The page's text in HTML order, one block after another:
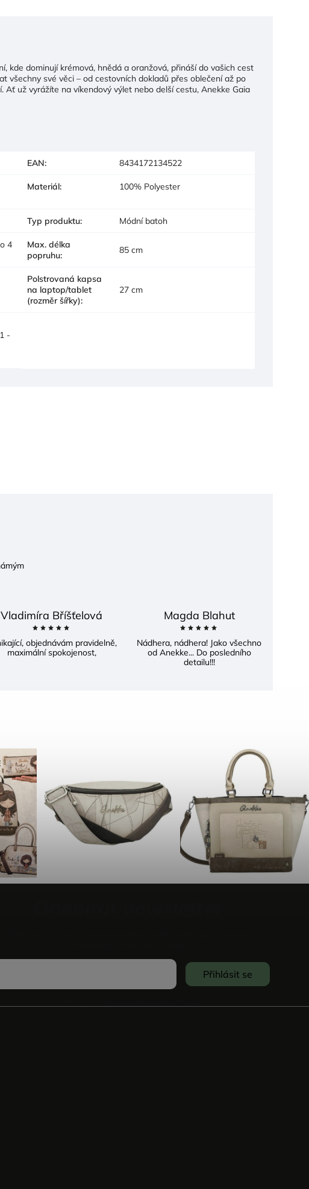
kde dominují krémová, hnědá a oranžová, přináší do vašich cest
všechny své věci – od cestovních dokladů přes oblečení až po
už vyrážíte na víkendový výlet nebo delší cestu, Anekke Gaia
EAN: 8434172134522
Materiál: 100% Polyester
Typ produktu: Módní batoh
4
Max. délka
popruhu: 85 cm
Polstrovaná kapsa
na laptop/tablet
(rozměr šířky):
27 cm
-
Vladimíra Bříšťelová
objednávám pravidelně,
maximální spokojenost,
Magda Blahut
Nádhera, nádhera! Jako všechno
od Anekke... Do posledního
detailu!!!
Přihlásit se